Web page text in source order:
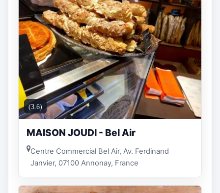
(3.6)
MAISON JOUDI - Bel Air
Centre Commercial Bel Air, Av. Ferdinand
Janvier, 07100 Annonay, France